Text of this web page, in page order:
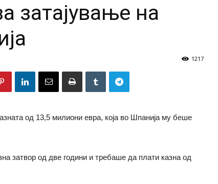
затајување на
1217
од 13,5 милиони евра, која во Шпанија му беше
затвор од две години и требаше да плати казна од